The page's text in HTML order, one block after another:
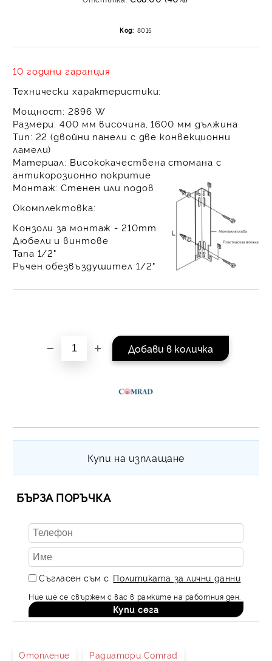
Код: 8015
10 години гаранция
Технически характеристики:
Мощност: 2896 W
Размери: 400 мм височина, 1600 мм дължина
Тип: 22 (двойни панели с две конвекционни
ламели)
Материал: Висококачествена стомана с
антикорозионно покритие
Монтаж: Стенен или подов
Окомплектовка:
Конзоли за монтаж - 210mm.
Дюбели и винтове
Тапа 1/2"
Ръчен обезвъздушител 1/2"
Купи на изплащане
/ €1022.61
БЪРЗА ПОРЪЧКА
Съгласен съм с Политиката за лични данни
Ние ще се свържем с вас в рамките на работния ден.
Отопление Радиатори Comrad